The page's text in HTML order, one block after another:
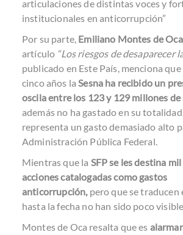
articulaciones de distintas voces y
institucionales en anticorrupción”
Por su parte, Emiliano Montes de Oca
artículo “Los riesgos de desaparecer
publicado en Este País, menciona
cinco años laSesna ha recibido un
oscila entre los 123 y 129 millones de
además no ha gastado en su
representa un gasto demasiado alto
Administración Pública Federal.
Mientras que la SFP se les destina
acciones catalogadas como gastos
anticorrupción,pero que se traducen
hasta la fecha no han sido poco
Montes de Oca resalta que es